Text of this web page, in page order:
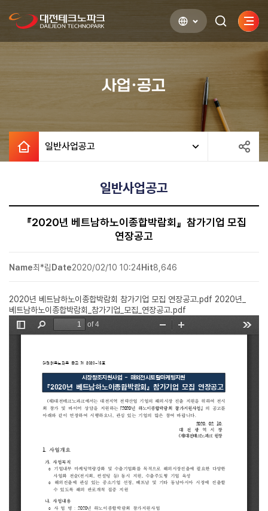
검색하기사이
열기
사업·공고
일반사업공고
일반사업공고
『2020년 베트남하노이종합박람회』참가기업 모집
연장공고
Name최*림 Date2020/02/10 10:24Hit8,646
2020년 베트남하노이종합박람회 참가기업 모집 연장공고.pdf 2020년_
베트남하노이종합박람회_참가기업_모집_연장공고.pdf